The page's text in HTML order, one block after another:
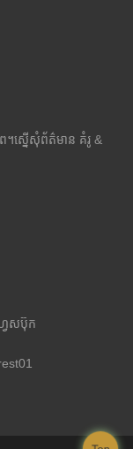
នើសុំព័ត៌មាន គំរូ &